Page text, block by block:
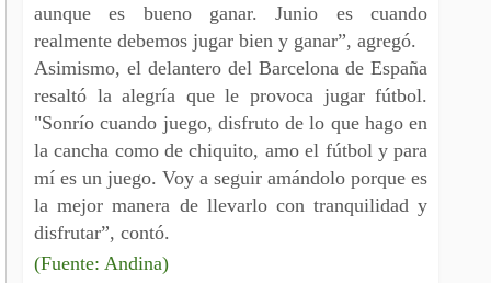
aunque es bueno ganar. Junio es cuando
realmente debemos jugar bien y ganar”, agregó.
Asimismo, el delantero del Barcelona de España
resaltó la alegría que le provoca jugar fútbol.
"Sonrío cuando juego, disfruto de lo que hago en
la cancha como de chiquito, amo el fútbol y para
mí es un juego. Voy a seguir amándolo porque es
la mejor manera de llevarlo con tranquilidad y
disfrutar”, contó.
(Fuente: Andina)